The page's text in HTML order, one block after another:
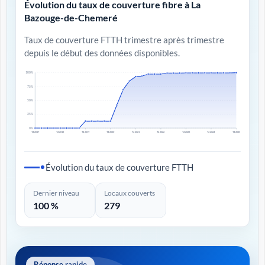
Évolution du taux de couverture fibre à La
Bazouge-de-Chemeré
Taux de couverture FTTH trimestre après trimestre
depuis le début des données disponibles.
0%
25%
50%
75%
100%
T4 2017 T4 2018 T4 2019 T4 2020 T4 2021 T4 2022 T4 2023 T4 2024 T4 2025
Évolution du taux de couverture FTTH
Dernier niveau
100 %
Locaux couverts
279